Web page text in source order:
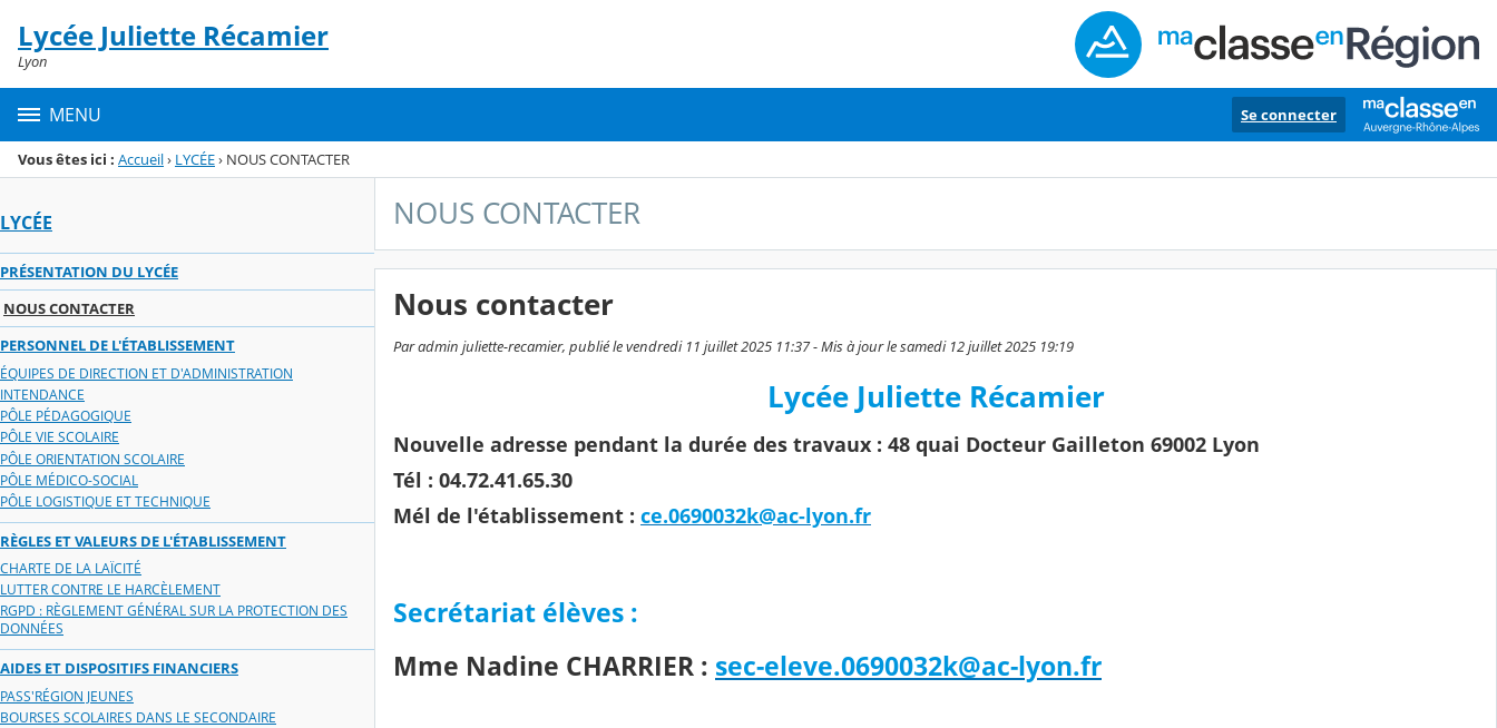
Menu de la rubrique
Contenu
Lycée Juliette Récamier
Lyon
MENU Se connecter
Vous êtes ici : Accueil› LYCÉE› NOUS CONTACTER
LYCÉE
PRÉSENTATION DU LYCÉE
NOUS CONTACTER
PERSONNEL DE L'ÉTABLISSEMENT
ÉQUIPES DE DIRECTION ET D'ADMINISTRATION
INTENDANCE
PÔLE PÉDAGOGIQUE
PÔLE VIE SCOLAIRE
PÔLE ORIENTATION SCOLAIRE
PÔLE MÉDICO-SOCIAL
PÔLE LOGISTIQUE ET TECHNIQUE
RÈGLES ET VALEURS DE L'ÉTABLISSEMENT
CHARTE DE LA LAÏCITÉ
LUTTER CONTRE LE HARCÈLEMENT
RGPD : RÈGLEMENT GÉNÉRAL SUR LA PROTECTION DES
DONNÉES
AIDES ET DISPOSITIFS FINANCIERS
PASS'RÉGION JEUNES
BOURSES SCOLAIRES DANS LE SECONDAIRE
NOUS CONTACTER
Nous contacter
Par admin juliette-recamier, publié le vendredi 11 juillet 2025 11:37 - Mis à jour le samedi 12 juillet 2025 19:19
Lycée Juliette Récamier
Nouvelle adresse pendant la durée des travaux : 48 quai Docteur Gailleton 69002 Lyon
Tél : 04.72.41.65.30
Mél de l'établissement : ce.0690032k@ac-lyon.fr
Secrétariat élèves :
Mme Nadine CHARRIER : sec-eleve.0690032k@ac-lyon.fr